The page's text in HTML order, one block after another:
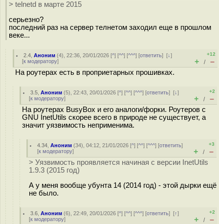
> telnetd в марте 2015
серьезно?
последний раз на сервер телнетом заходил еще в прошлом
веке...
2.4 ,Аноним (4), 22:36, 20/01/2026 [^] [^^] [^^^] [ответить][↓]
[к модератору]
+12
+ / –
На роутерах есть в проприетарных прошивках.
3.5 ,Аноним (5), 22:43, 20/01/2026 [^] [^^] [^^^] [ответить][↓]
[к модератору]
+2
+ / –
На роутерах BusyBox и его аналоги/форки. Роутеров с
GNU InetUtils скорее всего в природе не существует, а
значит уязвимость неприменима.
4.34 ,Аноним (34), 04:12, 21/01/2026 [^] [^^] [^^^] [ответить]
[к модератору]
+3
+ / –
> Уязвимость проявляется начиная с версии InetUtils
1.9.3 (2015 год)
А у меня вообще убунта 14 (2014 год) - этой дырки ещё
не было.
3.6 ,Аноним (6), 22:49, 20/01/2026 [^] [^^] [^^^] [ответить][↑]
[к модератору]
+2
+ / –